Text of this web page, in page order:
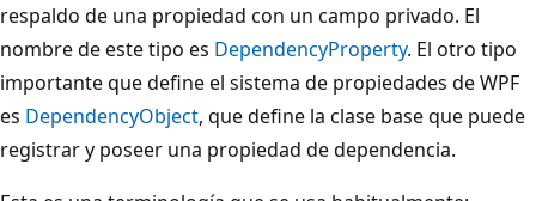
respaldo de una propiedad con un campo privado. El
nombre de este tipo es DependencyProperty. El otro tipo
importante que define el sistema de propiedades de WPF
es DependencyObject, que define la clase base que puede
registrar y poseer una propiedad de dependencia.